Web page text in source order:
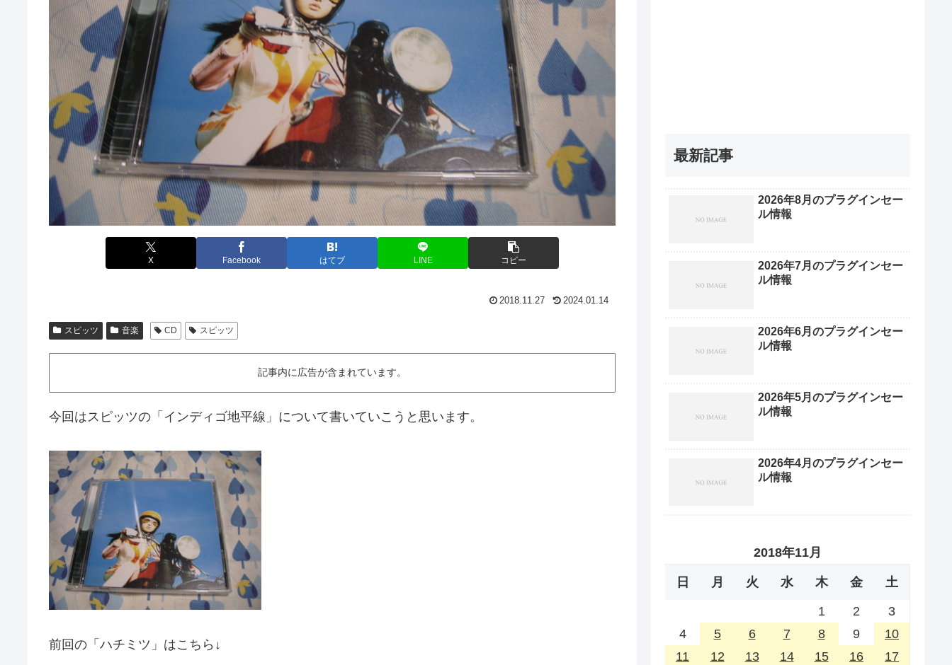
X Facebook はてブ LINE コピー
2018.11.27 2024.01.14
スピッツ 音楽 CD スピッツ
記事内に広告が含まれています。
今回はスピッツの「インディゴ地平線」について書いていこうと思います。
前回の「ハチミツ」はこちら↓
最新記事
2026年8月のプラグインセー
ル情報
2026年7月のプラグインセー
ル情報
2026年6月のプラグインセー
ル情報
2026年5月のプラグインセー
ル情報
2026年4月のプラグインセー
ル情報
2018年11月
日 月 火 水 木 金 土
1 2
3
4
5 6 7 8 9
10
11
12 13 14 15 16
17